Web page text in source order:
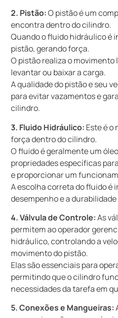
2. Pistão:O pistão é um
encontra dentro do cilindro.
Quando o fluido hidráulico é
pistão, gerando força.
O pistão realiza o
levantar ou baixar a carga.
A qualidade do pistão e seu
para evitar vazamentos e
cilindro.
3. Fluido Hidráulico: Este é o
força dentro do cilindro.
O fluido é geralmente um
propriedades específicas
e proporcionar um
A escolha correta do fluido é
desempenho e a
4. Válvula de Controle:As
permitem ao operador
hidráulico, controlando a
movimento do pistão.
Elas são essenciais para
permitindo que o cilindro
necessidades da tarefa em
5. Conexões e Mangueiras: